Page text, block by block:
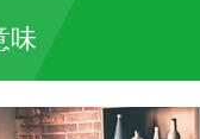
味